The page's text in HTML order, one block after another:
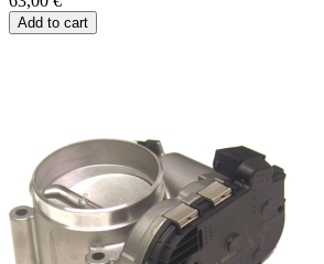
Add to cart